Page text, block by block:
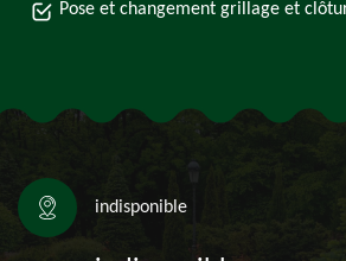
Pose et changement grillage et
indisponible